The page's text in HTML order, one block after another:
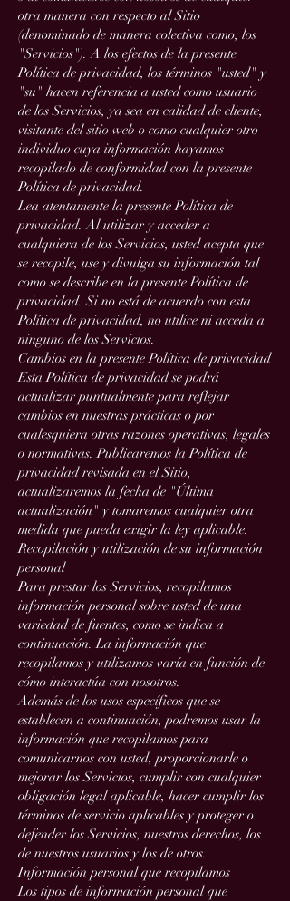
otra manera con respecto al Sitio
(denominado de manera colectiva como, los
"Servicios"). A los efectos de la presente
Política de privacidad, los términos "usted" y
"su" hacen referencia a usted como usuario
de los Servicios, ya sea en calidad de cliente,
visitante del sitio web o como cualquier otro
individuo cuya información hayamos
recopilado de conformidad con la presente
Política de privacidad.
Lea atentamente la presente Política de
privacidad. Al utilizar y acceder a
cualquiera de los Servicios, usted acepta que
se recopile, use y divulga su información tal
como se describe en la presente Política de
privacidad. Si no está de acuerdo con esta
Política de privacidad, no utilice ni acceda a
ninguno de los Servicios.
Cambios en la presente Política de privacidad
Esta Política de privacidad se podrá
actualizar puntualmente para reflejar
cambios en nuestras prácticas o por
cualesquiera otras razones operativas, legales
o normativas. Publicaremos la Política de
privacidad revisada en el Sitio,
actualizaremos la fecha de "Última
actualización" y tomaremos cualquier otra
medida que pueda exigir la ley aplicable.
Recopilación y utilización de su información
personal
Para prestar los Servicios, recopilamos
información personal sobre usted de una
variedad de fuentes, como se indica a
continuación. La información que
recopilamos y utilizamos varía en función de
cómo interactúa con nosotros.
Además de los usos específicos que se
establecen a continuación, podremos usar la
información que recopilamos para
comunicarnos con usted, proporcionarle o
mejorar los Servicios, cumplir con cualquier
obligación legal aplicable, hacer cumplir los
términos de servicio aplicables y proteger o
defender los Servicios, nuestros derechos, los
de nuestros usuarios y los de otros.
Información personal que recopilamos
Los tipos de información personal que